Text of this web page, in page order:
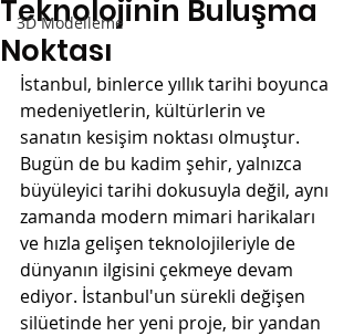
3D Modelleme
Teknolojinin Buluşma
Noktası
İstanbul, binlerce yıllık tarihi boyunca
medeniyetlerin, kültürlerin ve
sanatın kesişim noktası olmuştur.
Bugün de bu kadim şehir, yalnızca
büyüleyici tarihi dokusuyla değil, aynı
zamanda modern mimari harikaları
ve hızla gelişen teknolojileriyle de
dünyanın ilgisini çekmeye devam
ediyor. İstanbul'un sürekli değişen
silüetinde her yeni proje, bir yandan